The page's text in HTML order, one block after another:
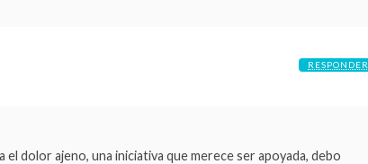
dolor ajeno, una iniciativa que merece ser apoyada, debo
RESPONDER